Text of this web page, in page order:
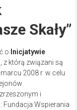
Skały”
o Inicjatywie
, z którą związani są
2008 r. w celu
i
Fundacja Wspierania